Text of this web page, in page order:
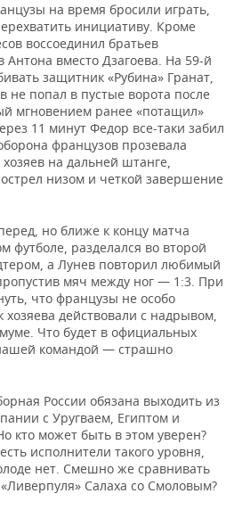
на время бросили играть,
инициативу. Кроме
воссоединил братьев
вместо Дзагоева. На 59-й
защитник «Рубина» Гранат,
не попал в пустые ворота после
мгновением ранее «потащил»
11 минут Федор все-таки забил
французов прозевала
на дальней штанге,
низом и четкой завершение
но ближе к концу матча
футболе, разделался во второй
а Лунев повторил любимый
мяч между ног — 1:3. При
что французы не особо
хозяева действовали с надрывом,
Что будет в официальных
командой — страшно
России обязана выходить из
с Уругваем, Египтом и
кто может быть в этом уверен?
исполнители такого уровня,
нет. Смешно же сравнивать
Салаха со Смоловым?